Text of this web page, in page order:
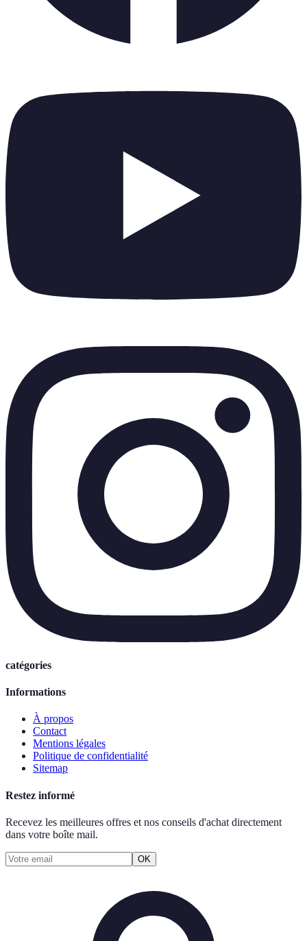
catégories
Informations
À propos
Contact
Mentions légales
Politique de confidentialité
Sitemap
Restez informé
Recevez les meilleures offres et nos conseils d'achat directement
dans votre boîte mail.
OK